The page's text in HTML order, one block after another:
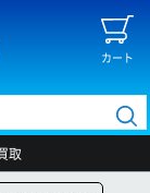
カート
取